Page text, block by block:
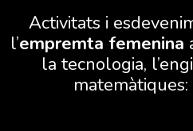
Activitats i
l’empremta femenina
la tecnologia,